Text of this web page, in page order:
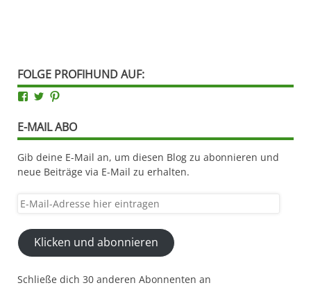
FOLGE PROFIHUND AUF:
Facebook
Twitter
E-MAIL ABO
Gib deine E-Mail an, um diesen Blog zu abonnieren und
neue Beiträge via E-Mail zu erhalten.
E-
Adresse
hier
eintragen
Klicken und abonnieren
Schließe dich 30 anderen Abonnenten an